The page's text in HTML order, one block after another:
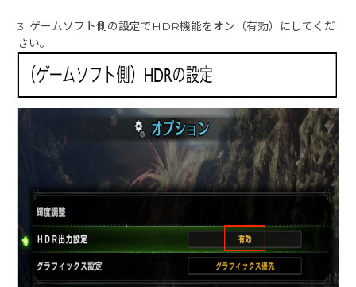
3. ゲームソフト側の設定でHDR機能をオン（有効）にしてくだ
さい。